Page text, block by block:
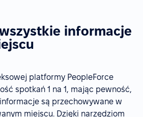
informacje
platformy PeopleForce
spotkań 1 na 1, mając pewność,
są przechowywane w
miejscu. Dzięki narzędziom